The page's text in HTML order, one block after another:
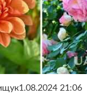
21:06